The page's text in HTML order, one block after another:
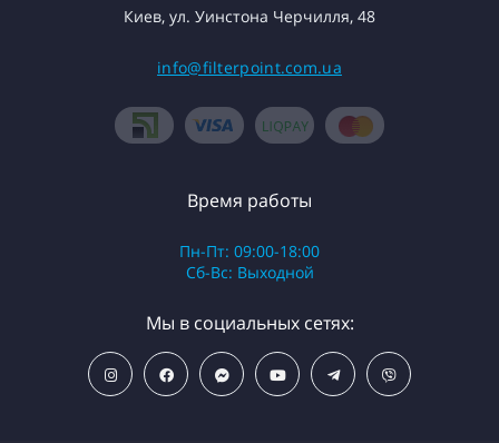
Киев, ул. Уинстона Черчилля, 48
info@filterpoint.com.ua
Время работы
Пн-Пт: 09:00-18:00
Сб-Вс: Выходной
Мы в социальных сетях: